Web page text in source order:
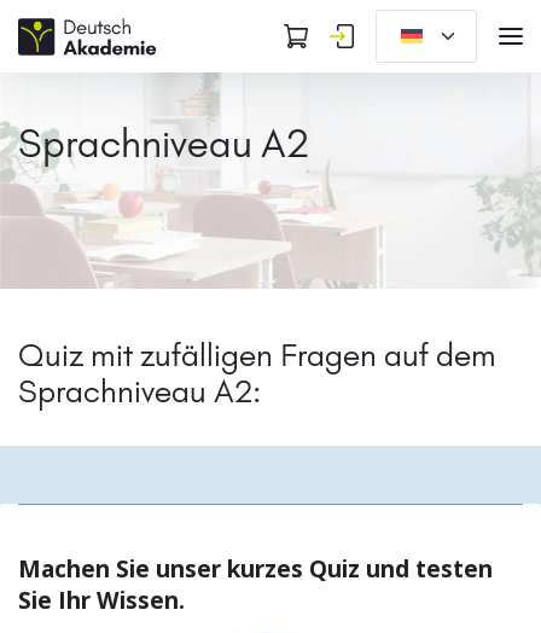
Sprachniveau A2
Quiz mit zufälligen Fragen auf dem
Sprachniveau A2: